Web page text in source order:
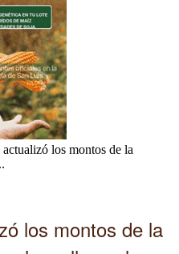
los montos de la
los montos de la